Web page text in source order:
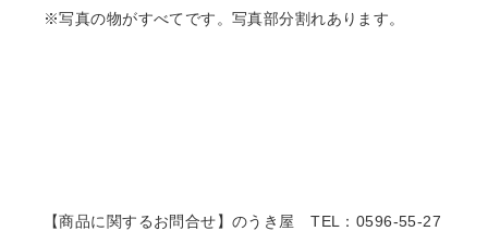
※写真の物がすべてです。写真部分割れあります。
【商品に関するお問合せ】のうき屋TEL：0596-55-27